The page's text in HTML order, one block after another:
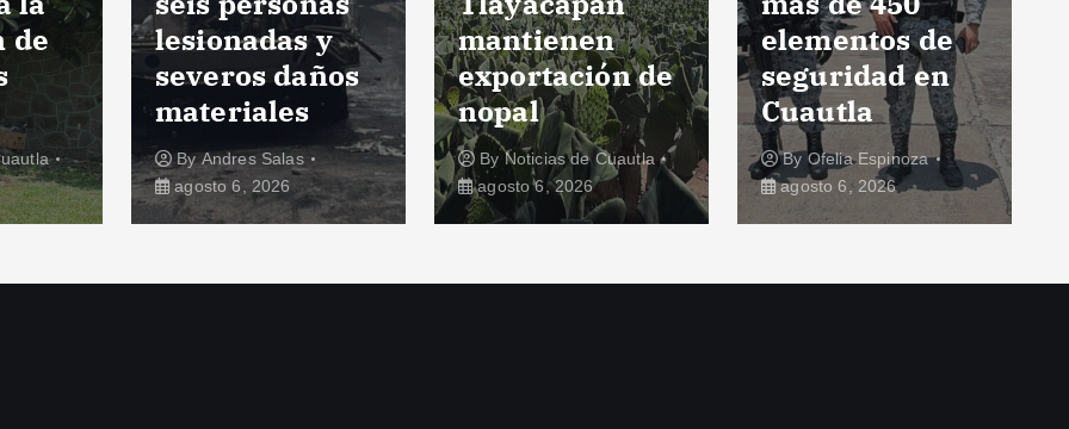
de
lesionadas y
severos daños
materiales
ByAndres Salas
agosto 6, 2026
mantienen
exportación de
nopal
By Noticias de Cuautla
agosto 6, 2026
elementos de
seguridad en
Cuautla
By Ofelia Espinoza
agosto 6, 2026